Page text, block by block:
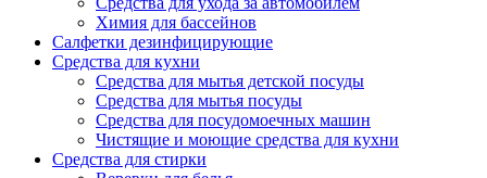
Химия для бассейнов
Салфетки дезинфицирующие
Средства для кухни
Средства для мытья детской посуды
Средства для мытья посуды
Средства для посудомоечных машин
Чистящие и моющие средства для кухни
Средства для стирки